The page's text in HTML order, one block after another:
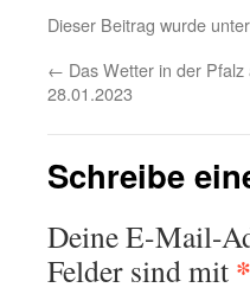
Dieser Beitrag wurde unter
← Das Wetter in der
28.01.2023
Schreibe
Deine E-Mail-
Felder sind mit *